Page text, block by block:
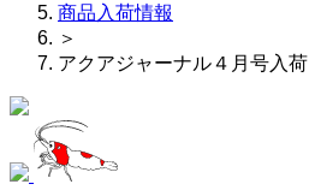
商品入荷情報
＞
アクアジャーナル４月号入荷